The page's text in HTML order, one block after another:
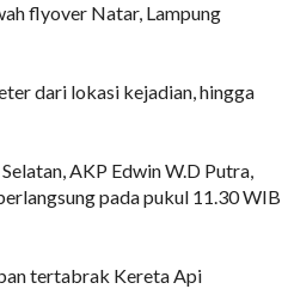
flyover Natar, Lampung
dari lokasi kejadian, hingga
AKP Edwin W.D Putra,
pada pukul 11.30 WIB
tertabrak Kereta Api